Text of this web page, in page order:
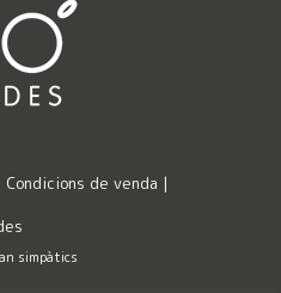
Condicions de venda |
simpàtics